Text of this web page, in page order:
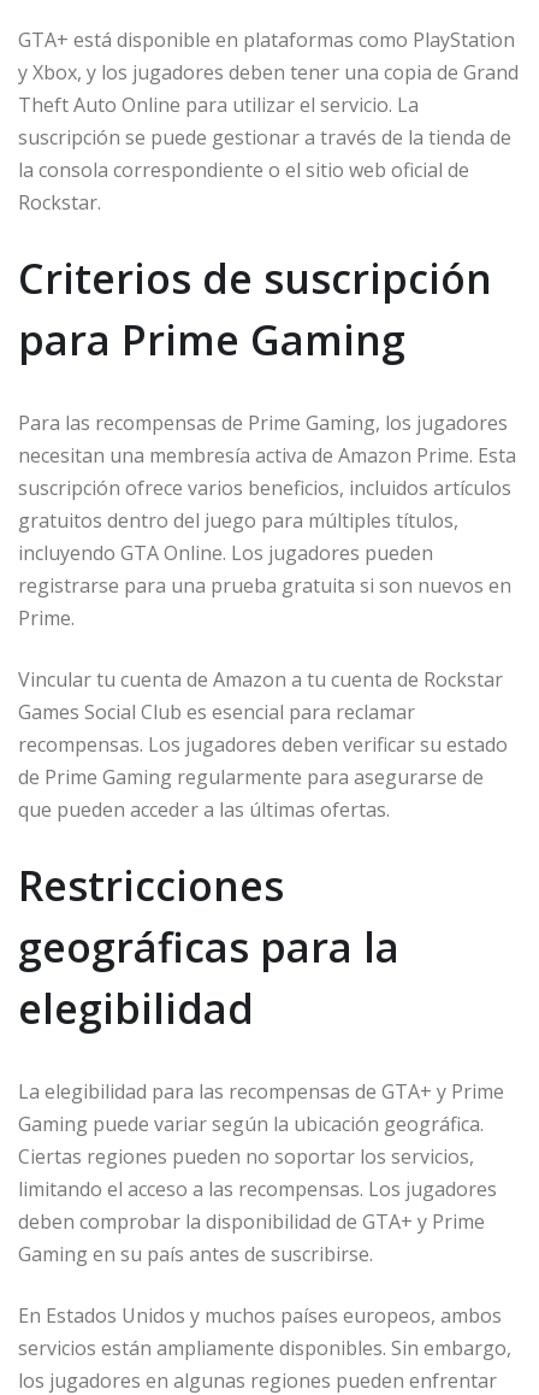
GTA+ está disponible en plataformas como PlayStation
y Xbox, y los jugadores deben tener una copia de Grand
Theft Auto Online para utilizar el servicio. La
suscripción se puede gestionar a través de la tienda de
la consola correspondiente o el sitio web oficial de
Rockstar.
Criterios de suscripción
para Prime Gaming
Para las recompensas de Prime Gaming, los jugadores
necesitan una membresía activa de Amazon Prime. Esta
suscripción ofrece varios beneficios, incluidos artículos
gratuitos dentro del juego para múltiples títulos,
incluyendo GTA Online. Los jugadores pueden
registrarse para una prueba gratuita si son nuevos en
Prime.
Vincular tu cuenta de Amazon a tu cuenta de Rockstar
Games Social Club es esencial para reclamar
recompensas. Los jugadores deben verificar su estado
de Prime Gaming regularmente para asegurarse de
que pueden acceder a las últimas ofertas.
Restricciones
geográficas para la
elegibilidad
La elegibilidad para las recompensas de GTA+ y Prime
Gaming puede variar según la ubicación geográfica.
Ciertas regiones pueden no soportar los servicios,
limitando el acceso a las recompensas. Los jugadores
deben comprobar la disponibilidad de GTA+ y Prime
Gaming en su país antes de suscribirse.
En Estados Unidos y muchos países europeos, ambos
servicios están ampliamente disponibles. Sin embargo,
los jugadores en algunas regiones pueden enfrentar